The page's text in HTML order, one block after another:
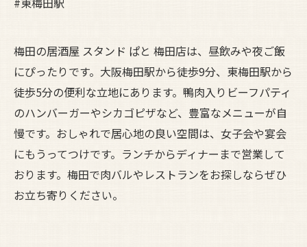
梅田の居酒屋 スタンド ぱと 梅田店は、昼飲みや夜ご飯
にぴったりです。大阪梅田駅から徒歩9分、東梅田駅から
徒歩5分の便利な立地にあります。鴨肉入りビーフパティ
のハンバーガーやシカゴピザなど、豊富なメニューが自
慢です。おしゃれで居心地の良い空間は、女子会や宴会
にもうってつけです。ランチからディナーまで営業して
おります。梅田で肉バルやレストランをお探しならぜひ
お立ち寄りください。